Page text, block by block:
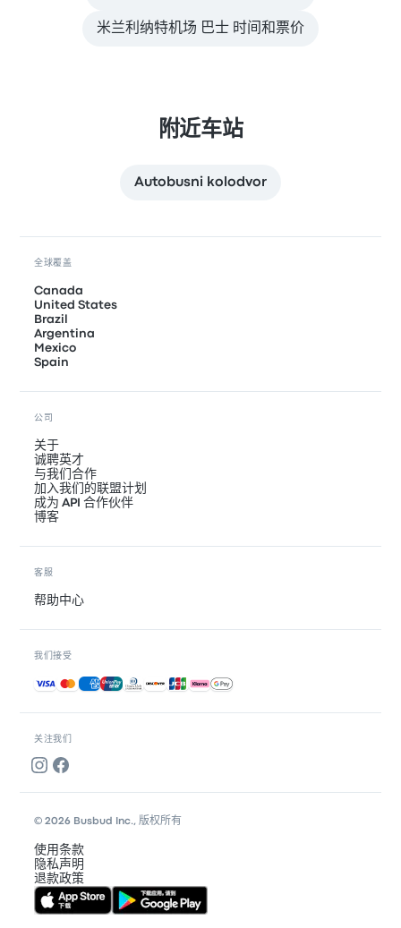
米兰利纳特机场 巴士 时间和票价
附近车站
Autobusni kolodvor
关注我们
全球覆盖
Canada
United States
Brazil
Argentina
Mexico
Spain
公司
关于
诚聘英才
与我们合作
加入我们的联盟计划
成为 API 合作伙伴
博客
客服
帮助中心
我们接受
接受的付款方式
© 2026 Busbud Inc., 版权所有
使用条款
隐私声明
退款政策